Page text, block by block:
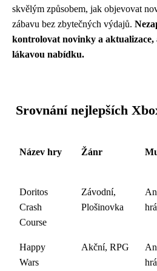
skvělým způsobem, jak objevovat
zábavu bez zbytečných výdajů.
kontrolovat novinky a aktualizace,
lákavou nabídku.
Srovnání nejlepších
Název hry Žánr
Doritos
Crash
Course
Závodní,
Plošinovka
Happy
Wars
Akční, RPG